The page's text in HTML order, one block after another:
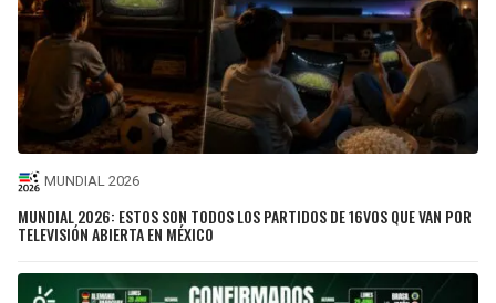
MUNDIAL 2026
MUNDIAL 2026: ESTOS SON TODOS LOS PARTIDOS DE 16VOS QUE VAN POR
TELEVISIÓN ABIERTA EN MÉXICO